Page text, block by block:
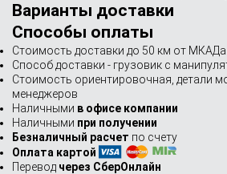
Варианты доставки
Способы оплаты
Стоимость доставки до 50 км от МКАДа
Способ доставки - грузовик с
Стоимость ориентировочная, детали
менеджеров
Наличными в офисе компании
Наличными при получении
Безналичный расчет по счету
Оплата картой
Перевод через СберОнлайн